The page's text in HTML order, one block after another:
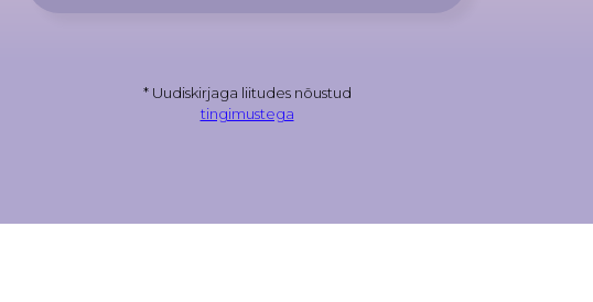
* Uudiskirjaga liitudes nõustud
tingimustega